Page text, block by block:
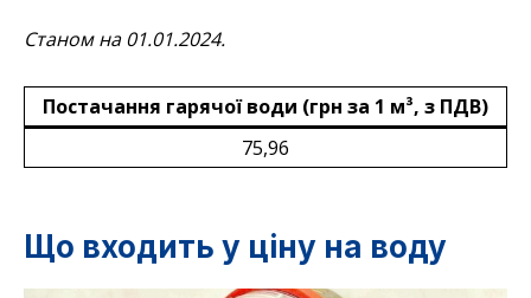
Станом на 01.01.2024.
Постачання гарячої води (грн за 1 м³, з ПДВ)
75,96
Що входить у ціну на воду